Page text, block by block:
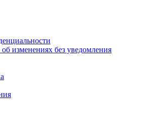
изменениях без уведомления